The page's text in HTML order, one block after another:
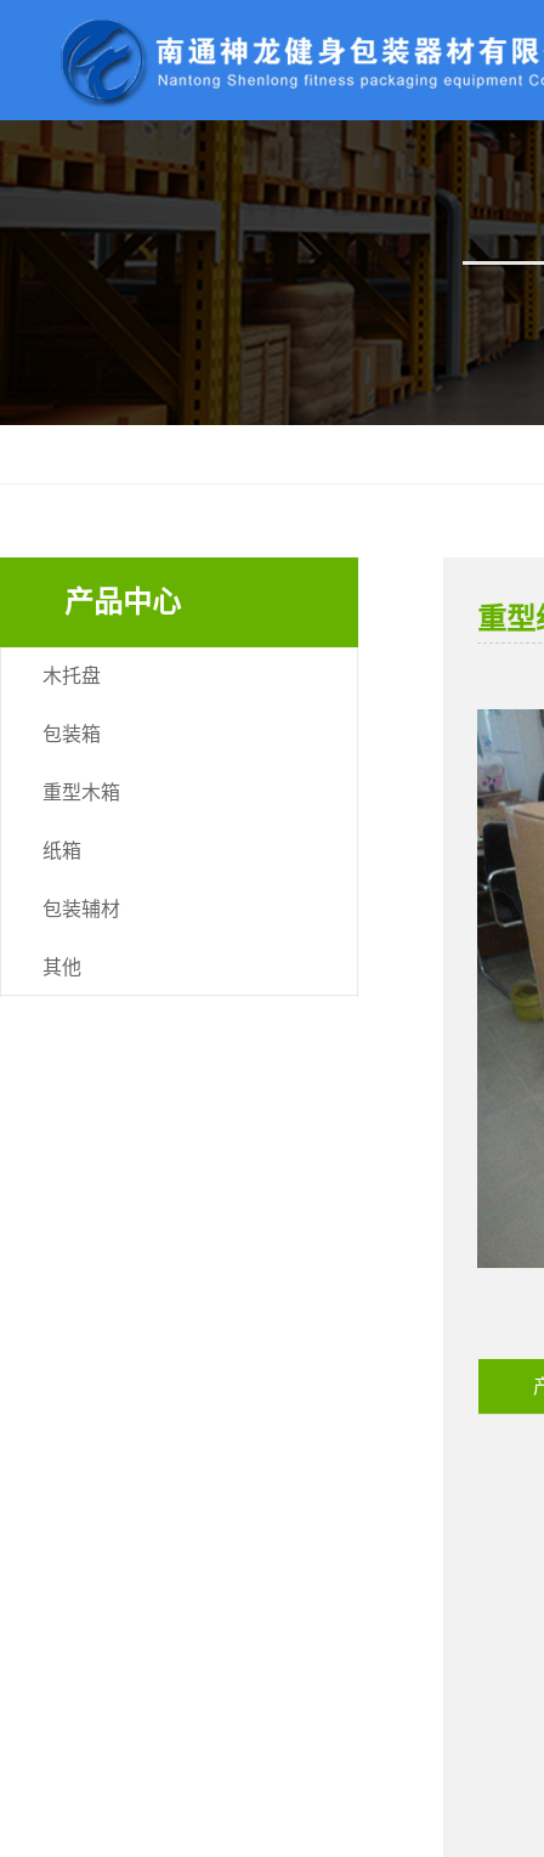
产品中心
木托盘
包装箱
重型木箱
纸箱
包装辅材
其他
重型